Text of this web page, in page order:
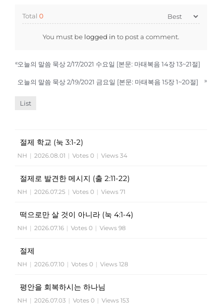
Total 0
You must be logged in to post a comment.
«오늘의 말씀 묵상 2/17/2021 수요일 [본문: 마태복음 14장 13~21절]
오늘의 말씀 묵상 2/19/2021 금요일 [본문: 마태복음 15장 1~20절] »
List
절제 학교 (눅 3:1-2)
NH | 2026.08.01 | Votes 0 | Views 34
절제로 발견한 메시지 (출 2:11-22)
NH | 2026.07.25 | Votes 0 | Views 71
떡으로만 살 것이 아니라 (눅 4:1-4)
NH | 2026.07.16 | Votes 0 | Views 98
절제
NH | 2026.07.10 | Votes 0 | Views 128
평안을 회복하시는 하나님
NH | 2026.07.03 | Votes 0 | Views 153